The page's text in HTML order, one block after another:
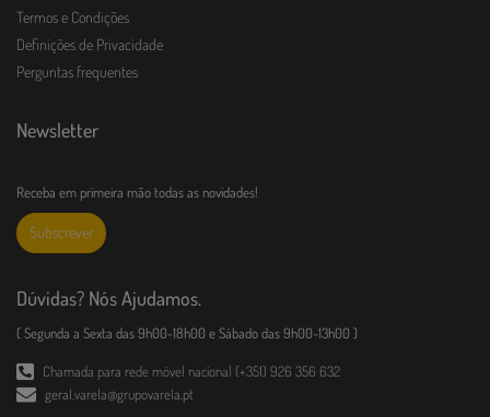
Termos e Condições
Definições de Privacidade
Perguntas frequentes
Newsletter
Receba em primeira mão todas as novidades!
Subscrever
Dúvidas? Nós Ajudamos.
( Segunda a Sexta das 9h00-18h00 e Sábado das 9h00-13h00 )
Chamada para rede móvel nacional (+351) 926 356 632
geral.varela@grupovarela.pt